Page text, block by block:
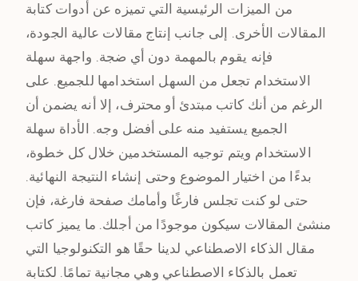
من الميزات الرئيسية التي تميزه عن أدوات كتابة
المقالات الأخرى. إلى جانب إنتاج مقالات عالية الجودة،
فإنه يقوم بالمهمة دون أي ضجة. واجهة سهلة
الاستخدام تجعل من السهل استخدامها للجميع. على
الرغم من أنك كاتب مبتدئ أو محترف، إلا أنه يضمن أن
الجميع يستفيد منه على أفضل وجه. الأداة سهلة
الاستخدام ويتم توجيه المستخدمين خلال كل خطوة،
بدءًا من اختيار الموضوع وحتى إنشاء النتيجة النهائية.
حتى لو كنت تجلس فارغًا وأمامك صفحة فارغة، فإن
منشئ المقالات سيكون موجودًا من أجلك. ما يميز كاتب
مقال الذكاء الاصطناعي لدينا حقًا هو التكنولوجيا التي
تعمل بالذكاء الاصطناعي وهي مجانية تمامًا. لكتابة